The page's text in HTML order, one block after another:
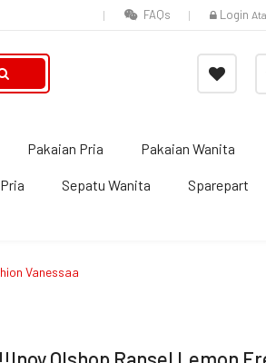
FAQs Login
Pakaian Pria Pakaian Wanita
Sepatu Wanita Sparepart
Vanessaa